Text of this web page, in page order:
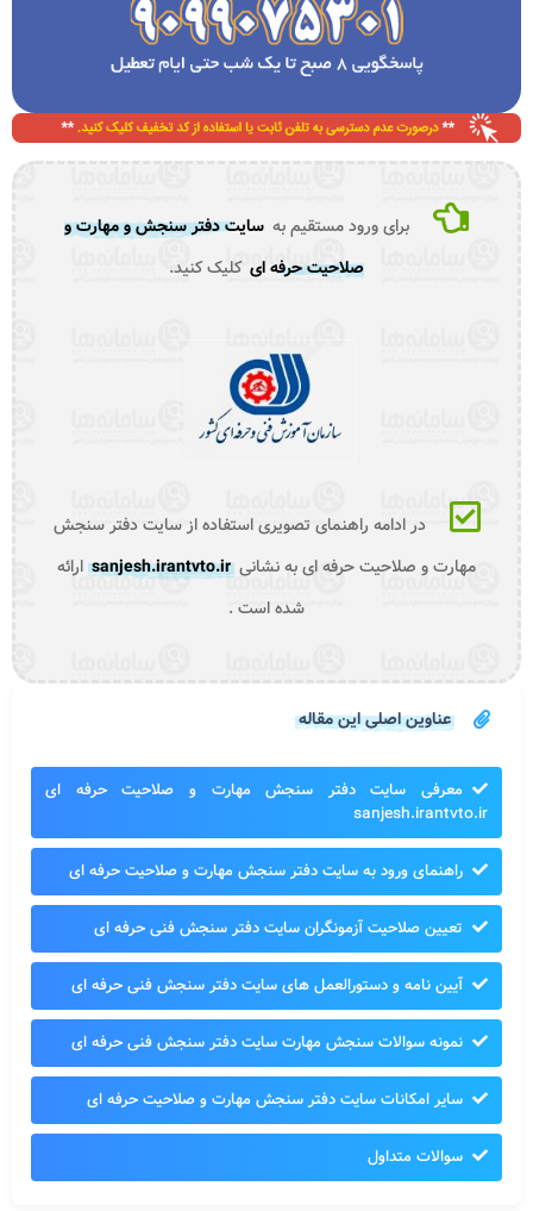
برای ورود مستقیم به سایت دفتر سنجش و مهارت و
صلاحیت حرفه ای کلیک کنید.
در ادامه راهنمای تصویری استفاده از سایت دفتر سنجش
مهارت و صلاحیت حرفه ای به نشانیsanjesh.irantvto.irارائه
شده است .
عناوین اصلی این مقاله
معرفی سایت دفتر سنجش مهارت و صلاحیت حرفه ای
sanjesh.irantvto.ir
راهنمای ورود به سایت دفتر سنجش مهارت و صلاحیت حرفه ای
تعیین صلاحیت آزمونگران سایت دفتر سنجش فنی حرفه ای
آیین نامه و دستورالعمل های سایت دفتر سنجش فنی حرفه ای
نمونه سوالات سنجش مهارت سایت دفتر سنجش فنی حرفه ای
سایر امکانات سایت دفتر سنجش مهارت و صلاحیت حرفه ای
سوالات متداول